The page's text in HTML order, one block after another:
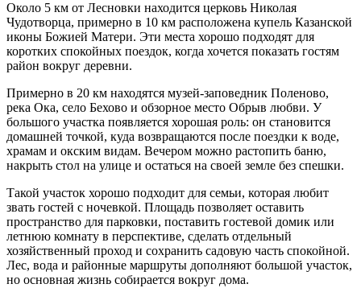
Около 5 км от Лесновки находится церковь Николая
Чудотворца, примерно в 10 км расположена купель Казанской
иконы Божией Матери. Эти места хорошо подходят для
коротких спокойных поездок, когда хочется показать гостям
район вокруг деревни.
Примерно в 20 км находятся музей-заповедник Поленово,
река Ока, село Бехово и обзорное место Обрыв любви. У
большого участка появляется хорошая роль: он становится
домашней точкой, куда возвращаются после поездки к воде,
храмам и окским видам. Вечером можно растопить баню,
накрыть стол на улице и остаться на своей земле без спешки.
Такой участок хорошо подходит для семьи, которая любит
звать гостей с ночевкой. Площадь позволяет оставить
пространство для парковки, поставить гостевой домик или
летнюю комнату в перспективе, сделать отдельный
хозяйственный проход и сохранить садовую часть спокойной.
Лес, вода и районные маршруты дополняют большой участок,
но основная жизнь собирается вокруг дома.